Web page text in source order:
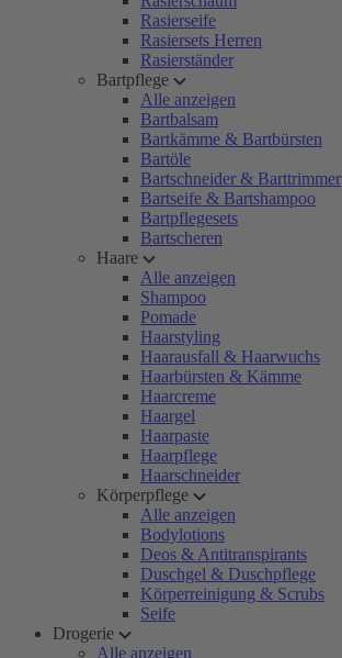
Rasierseife
Rasiersets Herren
Rasierständer
Bartpflege
Alle anzeigen
Bartbalsam
Bartkämme & Bartbürsten
Bartöle
Bartschneider & Barttrimmer
Bartseife & Bartshampoo
Bartpflegesets
Bartscheren
Haare
Alle anzeigen
Shampoo
Pomade
Haarstyling
Haarausfall & Haarwuchs
Haarbürsten & Kämme
Haarcreme
Haargel
Haarpaste
Haarpflege
Haarschneider
Körperpflege
Alle anzeigen
Bodylotions
Deos & Antitranspirants
Duschgel & Duschpflege
Körperreinigung & Scrubs
Seife
Drogerie
Alle anzeigen